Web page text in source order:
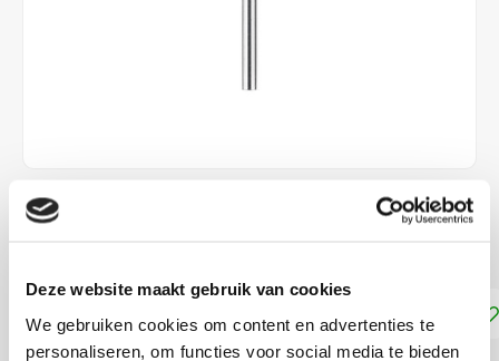
Deze website maakt gebruik van cookies
We gebruiken cookies om content en advertenties te
personaliseren, om functies voor social media te bieden
€4,50
Toevoegen aan winkelwagen